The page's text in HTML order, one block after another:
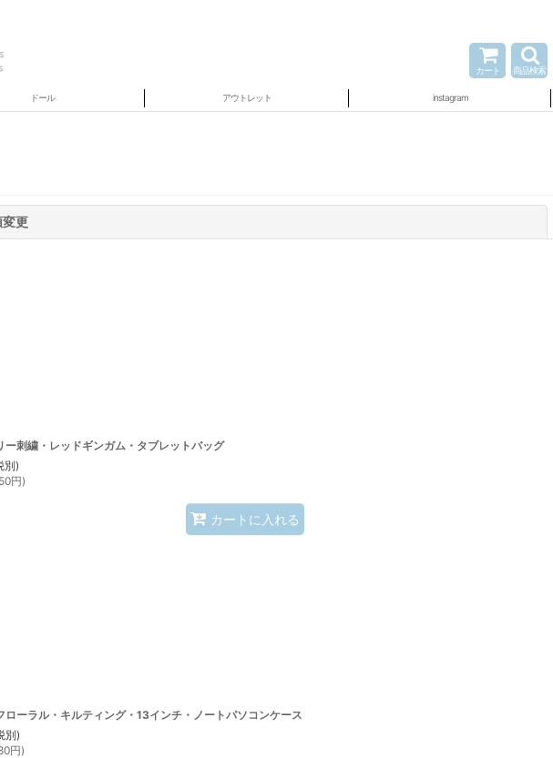
カート 商品検索
ドール アウトレット instagram
更
ー刺繍・レッドギンガム・タブレットバッグ
別)
円)
カートに入れる
ローラル・キルティング・13インチ・ノートパソコンケース
別)
円)